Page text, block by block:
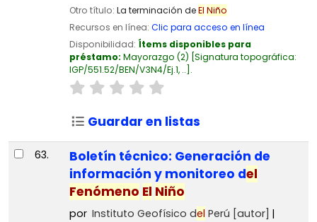
Otro título: La terminación deEl Niño
Recursos en línea: Clic para acceso en línea
Disponibilidad: Ítems disponibles para
préstamo: Mayorazgo (2) Signatura topográfica:
IGP/551.52/BEN/V3N4/Ej.1, .. .
Guardar en listas
63.
Boletín técnico: Generación de
información y monitoreo del
Fenómeno El Niño
por Instituto Geofísico del Perú [autor]